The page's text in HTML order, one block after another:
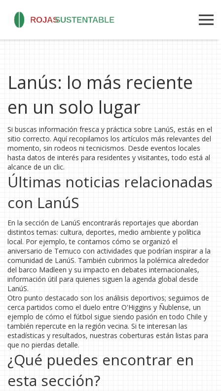
Lanús: lo más reciente
en un solo lugar
Si buscas información fresca y práctica sobre LanúS, estás en el
sitio correcto. Aquí recopilamos los artículos más relevantes del
momento, sin rodeos ni tecnicismos. Desde eventos locales
hasta datos de interés para residentes y visitantes, todo está al
alcance de un clic.
Últimas noticias relacionadas
con LanúS
En la sección de LanúS encontrarás reportajes que abordan
distintos temas: cultura, deportes, medio ambiente y política
local. Por ejemplo, te contamos cómo se organizó el
aniversario de Temuco con actividades que podrían inspirar a la
comunidad de LanúS. También cubrimos la polémica alrededor
del barco Madleen y su impacto en debates internacionales,
información útil para quienes siguen la agenda global desde
LanúS.
Otro punto destacado son los análisis deportivos; seguimos de
cerca partidos como el duelo entre O'Higgins y Ñublense, un
ejemplo de cómo el fútbol sigue siendo pasión en todo Chile y
también repercute en la región vecina. Si te interesan las
estadísticas y resultados, nuestras coberturas están listas para
que no pierdas detalle.
¿Qué puedes encontrar en
esta sección?